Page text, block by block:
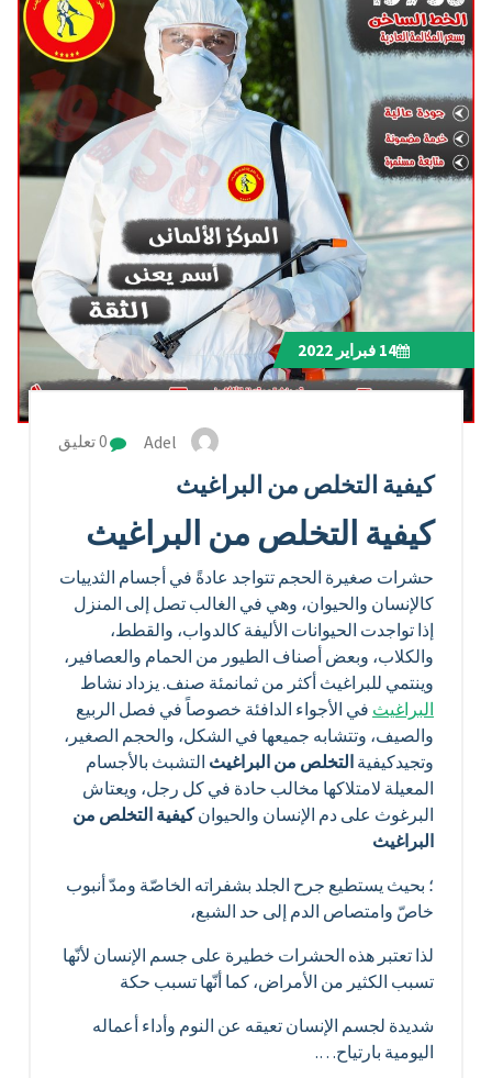
14فبراير 2022
Adel 0 تعليق
كيفية التخلص من البراغيث
كيفية التخلص من البراغيث
حشرات صغيرة الحجم تتواجد عادةً في أجسام الثدييات
كالإنسان والحيوان، وهي في الغالب تصل إلى المنزل
إذا تواجدت الحيوانات الأليفة كالدواب، والقطط،
والكلاب، وبعض أصناف الطيور من الحمام والعصافير،
وينتمي للبراغيث أكثر من ثمانمئة صنف. يزداد نشاط
البراغيثفي الأجواء الدافئة خصوصاً في فصل الربيع
والصيف، وتتشابه جميعها في الشكل، والحجم الصغير،
وتجيدكيفيةالتخلص من البراغيثالتشبث بالأجسام
المعيلة لامتلاكها مخالب حادة في كل رجل، ويعتاش
البرغوث على دم الإنسان والحيوانكيفية التخلص من
البراغيث
؛ بحيث يستطيع جرح الجلد بشفراته الخاصّة ومدّ أنبوب
خاصّ وامتصاص الدم إلى حد الشبع،
لذا تعتبر هذه الحشرات خطيرة على جسم الإنسان لأنّها
تسبب الكثير من الأمراض، كما أنّها تسبب حكة
شديدة لجسم الإنسان تعيقه عن النوم وأداء أعماله
اليومية بارتياح….